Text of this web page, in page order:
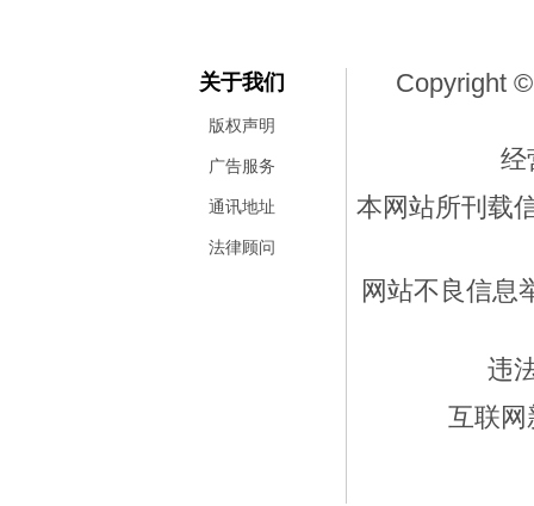
关于我们
版权声明
广告服务
通讯地址
法律顾问
Copyright
经
本网站所刊载
网站不良信息
违
互联网